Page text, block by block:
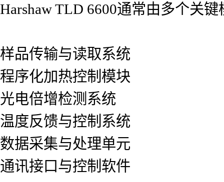
Harshaw TLD 6600通常由多个关
样品传输与读取系统
程序化加热控制模块
光电倍增检测系统
温度反馈与控制系统
数据采集与处理单元
通讯接口与控制软件